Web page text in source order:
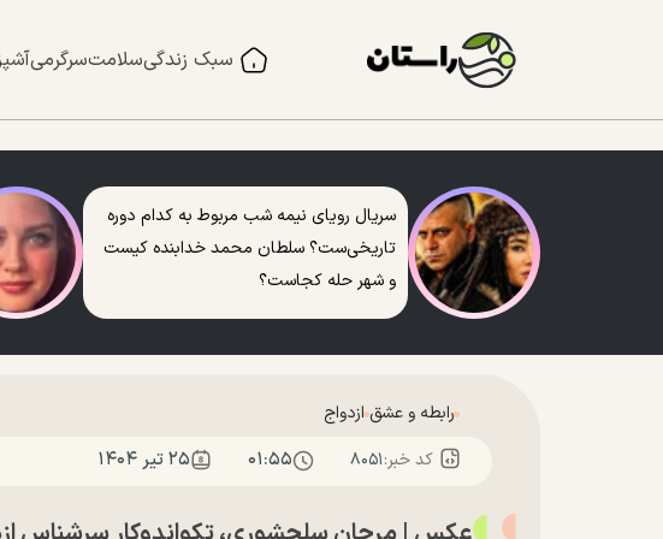
سبک زندگیسلامتسرگرمی
سریال رویای نیمه شب مربوط به کدام دوره
تاریخی‌ست؟ سلطان محمد خدابنده کیست
و شهر حله کجاست؟
رابطه و عشق ازدواج
کد خبر:۸۰۵۱ ۰۱:۵۵ ۲۵ تير ۱۴۰۴